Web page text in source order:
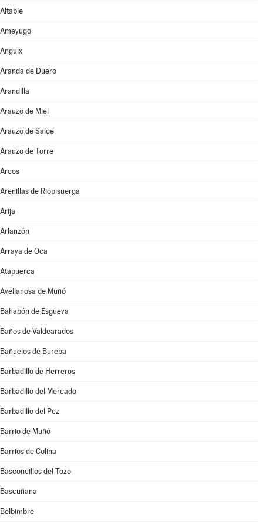
Altable
Ameyugo
Anguix
Aranda de Duero
Arandilla
Arauzo de Miel
Arauzo de Salce
Arauzo de Torre
Arcos
Arenillas de Riopisuerga
Arija
Arlanzón
Arraya de Oca
Atapuerca
Avellanosa de Muñó
Bahabón de Esgueva
Baños de Valdearados
Bañuelos de Bureba
Barbadillo de Herreros
Barbadillo del Mercado
Barbadillo del Pez
Barrio de Muñó
Barrios de Colina
Basconcillos del Tozo
Bascuñana
Belbimbre